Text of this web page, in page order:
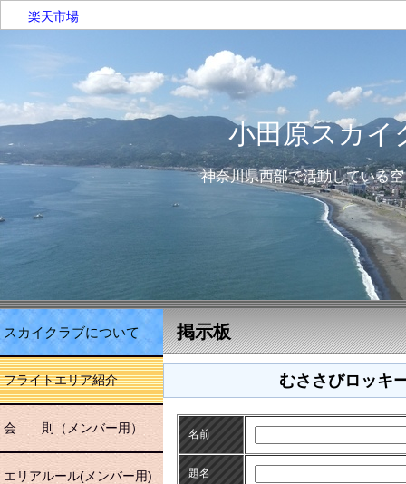
楽天市場
小田原スカ
神奈川県西部で活動している
掲示板
むささびロッキ
名前
題名
スカイクラブについて
フライトエリア紹介
会 則（メンバー用）
エリアルール(メンバー用)